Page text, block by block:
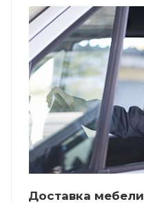
Доставка мебели